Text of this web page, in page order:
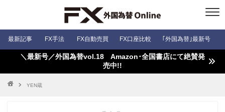
最新記事 FX手法 FX自動売買 FX口座比較 ｢外国為替｣最新号
＼最新号／外国為替vol.18 Amazon･全国書店にて絶賛発
売中!!
YEN蔵